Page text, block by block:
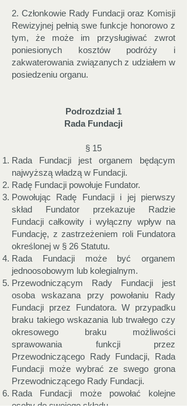
2. Członkowie Rady Fundacji oraz Komisji
Rewizyjnej pełnią swe funkcje honorowo z
tym, że może im przysługiwać zwrot
poniesionych kosztów podróży i
zakwaterowania związanych z udziałem w
posiedzeniu organu.
Podrozdział 1
Rada Fundacji
§ 15
Rada Fundacji jest organem będącym
najwyższą władzą w Fundacji.
Radę Fundacji powołuje Fundator.
Powołując Radę Fundacji i jej pierwszy
skład Fundator przekazuje Radzie
Fundacji całkowity i wyłączny wpływ na
Fundację, z zastrzeżeniem roli Fundatora
określonej w § 26 Statutu.
Rada Fundacji może być organem
jednoosobowym lub kolegialnym.
Przewodniczącym Rady Fundacji jest
osoba wskazana przy powołaniu Rady
Fundacji przez Fundatora. W przypadku
braku takiego wskazania lub trwałego czy
okresowego braku możliwości
sprawowania funkcji przez
Przewodniczącego Rady Fundacji, Rada
Fundacji może wybrać ze swego grona
Przewodniczącego Rady Fundacji.
Rada Fundacji może powołać kolejne
osoby do swojego składu.